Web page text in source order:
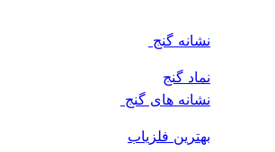
های گنج
فلزیاب